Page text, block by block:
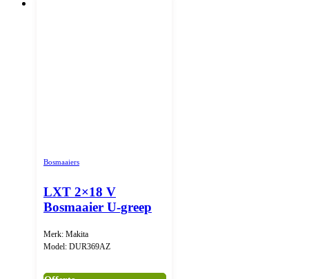
Bosmaaiers
LXT 2×18 V
Bosmaaier U-greep
Merk: Makita
Model: DUR369AZ